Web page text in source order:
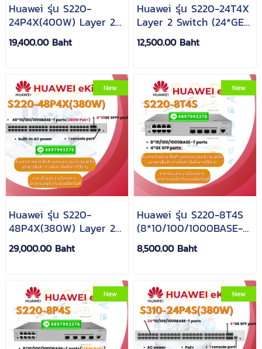
Huawei รุ่น S220-
24P4X(400W) Layer 2
Switch (24*GE
ports(400W PoE+),
19,400.00 Baht
Huawei รุ่น S220-24T4X
Layer 2 Switch (24*GE
ports, 4*10GE SFP+
ports, built-in AC
12,500.00 Baht
New
Huawei รุ่น S220-
48P4X(380W) Layer 2 +
Switch (48*GE
ports(380W PoE+),
29,000.00 Baht
New
Huawei รุ่น S220-8T4S
(8*10/100/1000BASE-T
ports,4*GE SFP ports,
AC power)
8,500.00 Baht
New New